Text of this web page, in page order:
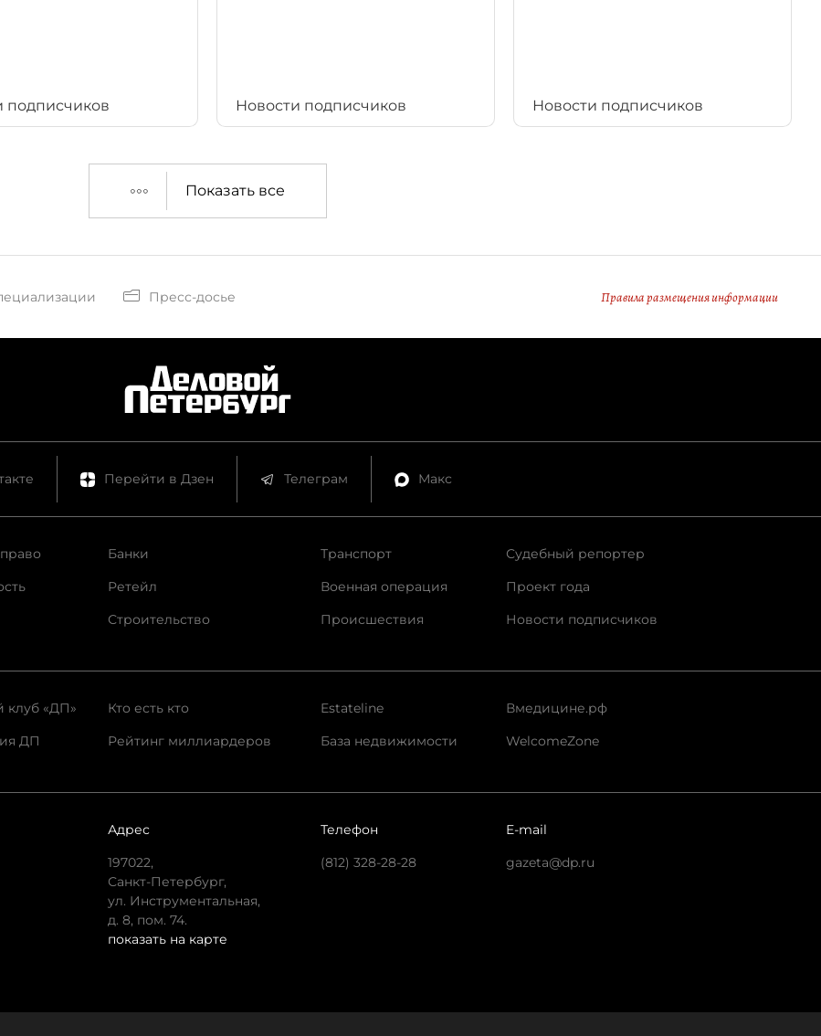
подписчиков Новости подписчиков Новости подписчиков
Показать все
Пресс-досье Правила размещения информации
Перейти в Дзен Телеграм Макс
Банки
Ретейл
Строительство
Транспорт
Военная операция
Происшествия
Судебный репортер
Проект года
Новости подписчиков
клуб «ДП»
ДП
Кто есть кто
Рейтинг миллиардеров
Estateline
База недвижимости
Вмедицине.рф
WelcomeZone
Адрес
197022,
Санкт-Петербург,
ул. Инструментальная,
д. 8, пом. 74.
показать на карте
Телефон
(812) 328-28-28
E-mail
gazeta@dp.ru